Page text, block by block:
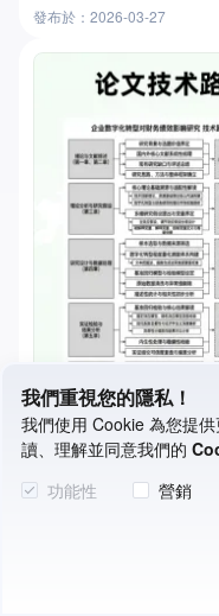
發布於：2026-03-27
如何建立論文技術路
發布於：2026-03-24
我們重視您的隱私！
我們使用 Cookie 為您提
讀、理解並同意我們的
功能性
營銷